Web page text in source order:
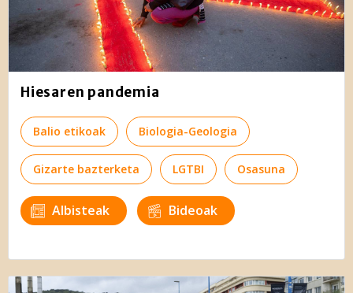
Hiesaren pandemia
Balio etikoak Biologia-Geologia
Gizarte bazterketa LGTBI Osasuna
Albisteak Bideoak